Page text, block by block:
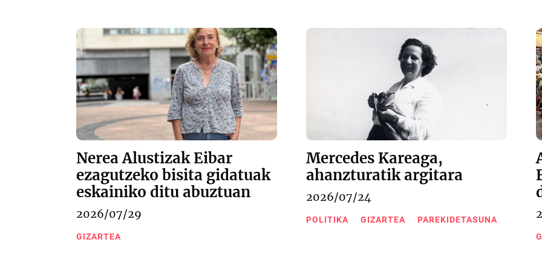
Nerea Alustizak Eibar
ezagutzeko bisita gidatuak
eskainiko ditu abuztuan
2026/07/29
GIZARTEA
Mercedes Kareaga,
ahanzturatik argitara
2026/07/24
POLITIKA GIZARTEA PAREKIDETASUNA